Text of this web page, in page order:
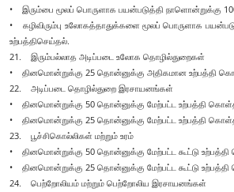
• இரும்பை மூலப் பொருளாக பயன்படுத்தி நாளொன்றுக்கு
• கழிவிரும்பு உலோகத்தாதுக்களை மூலப் பொருளாக
உற்பத்திசெய்தல்.
21. இரும்பல்லாத அடிப்படை உலோக தொழில்துறைகள்
• தினமொன்றுக்கு 25 தொன்னுக்கு அதிகமான உற்பத்தி
22. அடிப்படை தொழில்துறை இரசாயனங்கள்
• தினமொன்றுக்கு 50 தொன்னுக்கு மேற்பட்ட உற்பத்தி
• தினமொன்றுக்கு 25 தொன்னுக்கு மேற்பட்ட உற்பத்தி
23. பூச்சிகொல்லிகள் மற்றும் உரம்
• தினமொன்றுக்கு 50 தொன்னுக்கு மேற்பட்ட கூட்டு
• தினமொன்றுக்கு 25 தொன்னுக்கு மேற்பட்ட கூட்டு
24. பெற்றோலியம் மற்றும் பெற்றோலிய இரசாயனங்கள்